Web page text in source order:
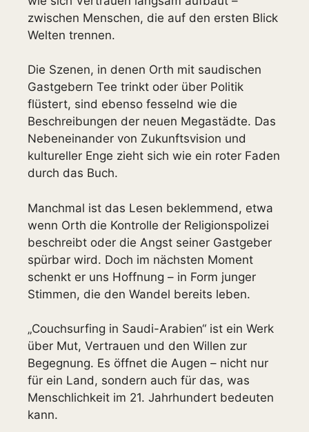
zwischen Menschen, die auf den ersten Blick
Welten trennen.
Die Szenen, in denen Orth mit saudischen
Gastgebern Tee trinkt oder über Politik
flüstert, sind ebenso fesselnd wie die
Beschreibungen der neuen Megastädte. Das
Nebeneinander von Zukunftsvision und
kultureller Enge zieht sich wie ein roter Faden
durch das Buch.
Manchmal ist das Lesen beklemmend, etwa
wenn Orth die Kontrolle der Religionspolizei
beschreibt oder die Angst seiner Gastgeber
spürbar wird. Doch im nächsten Moment
schenkt er uns Hoffnung – in Form junger
Stimmen, die den Wandel bereits leben.
„Couchsurfing in Saudi-Arabien“ ist ein Werk
über Mut, Vertrauen und den Willen zur
Begegnung. Es öffnet die Augen – nicht nur
für ein Land, sondern auch für das, was
Menschlichkeit im 21. Jahrhundert bedeuten
kann.